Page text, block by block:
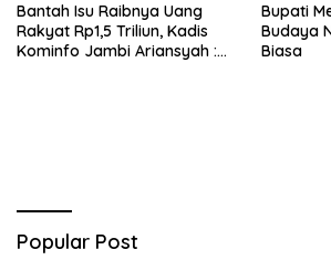
Bantah Isu Raibnya Uang
Rakyat Rp1,5 Triliun, Kadis
Kominfo Jambi Ariansyah :
Bupati
Budaya
Biasa
Popular Post